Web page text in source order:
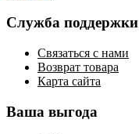
Служба поддержки
Связаться с нами
Возврат товара
Карта сайта
Ваша выгода